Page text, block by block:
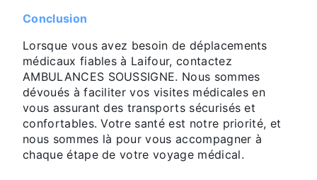
Conclusion
Lorsque vous avez besoin de déplacements
médicaux fiables à Laifour, contactez
AMBULANCES SOUSSIGNE. Nous sommes
dévoués à faciliter vos visites médicales en
vous assurant des transports sécurisés et
confortables. Votre santé est notre priorité, et
nous sommes là pour vous accompagner à
chaque étape de votre voyage médical.